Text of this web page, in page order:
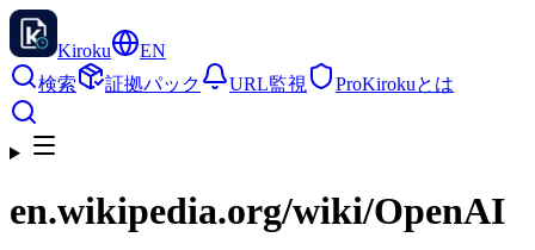
Kiroku
EN
検索
証拠パック URL監視 ProKirokuとは
en.wikipedia.org/wiki/OpenAI